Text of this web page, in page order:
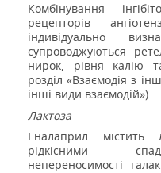
Комбінування
рецепторів
індивідуально
супроводжуються
нирок, рівня калію
розділ «Взаємодія з
інші види взаємодій»).
Лактоза
Еналаприл містить
рідкісними
непереносимості